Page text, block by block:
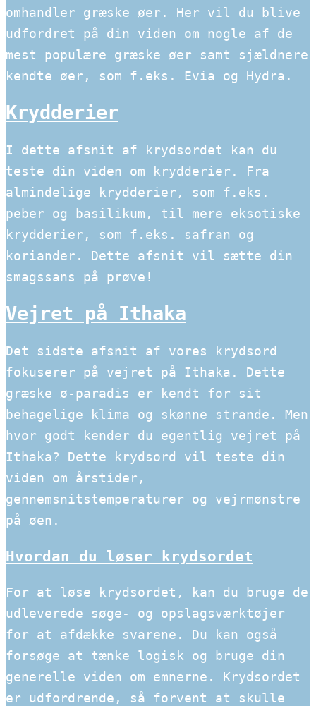
omhandler græske øer. Her vil du blive
udfordret på din viden om nogle af de
mest populære græske øer samt sjældnere
kendte øer, som f.eks. Evia og Hydra.
Krydderier
I dette afsnit af krydsordet kan du
teste din viden om krydderier. Fra
almindelige krydderier, som f.eks.
peber og basilikum, til mere eksotiske
krydderier, som f.eks. safran og
koriander. Dette afsnit vil sætte din
smagssans på prøve!
Vejret på Ithaka
Det sidste afsnit af vores krydsord
fokuserer på vejret på Ithaka. Dette
græske ø-paradis er kendt for sit
behagelige klima og skønne strande. Men
hvor godt kender du egentlig vejret på
Ithaka? Dette krydsord vil teste din
viden om årstider,
gennemsnitstemperaturer og vejrmønstre
på øen.
Hvordan du løser krydsordet
For at løse krydsordet, kan du bruge de
udleverede søge- og opslagsværktøjer
for at afdække svarene. Du kan også
forsøge at tænke logisk og bruge din
generelle viden om emnerne. Krydsordet
er udfordrende, så forvent at skulle